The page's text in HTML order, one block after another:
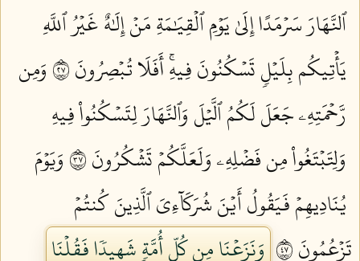
ٱلنَّهَارَ سَرۡمَدًا إِلَىٰ يَوۡمِ ٱلۡقِيَٰمَةِ مَنۡ إِلَٰهٌ غَيۡرُ ٱللَّهِ
يَأۡتِيكُم بِلَيۡلٖ تَسۡكُنُونَ فِيهِۚ أَفَلَا تُبۡصِرُونَ ٧٢
وَمِن
رَّحۡمَتِهِۦ جَعَلَ لَكُمُ ٱلَّيۡلَ وَٱلنَّهَارَ لِتَسۡكُنُواْ فِيهِ
وَلِتَبۡتَغُواْ مِن فَضۡلِهِۦ وَلَعَلَّكُمۡ تَشۡكُرُونَ ٧٣
وَيَوۡمَ
يُنَادِيهِمۡ فَيَقُولُ أَيۡنَ شُرَكَآءِيَ ٱلَّذِينَ كُنتُمۡ
تَزۡعُمُونَ ٧٤
وَنَزَعۡنَا مِن كُلِّ أُمَّةٖ شَهِيدٗا فَقُلۡنَا